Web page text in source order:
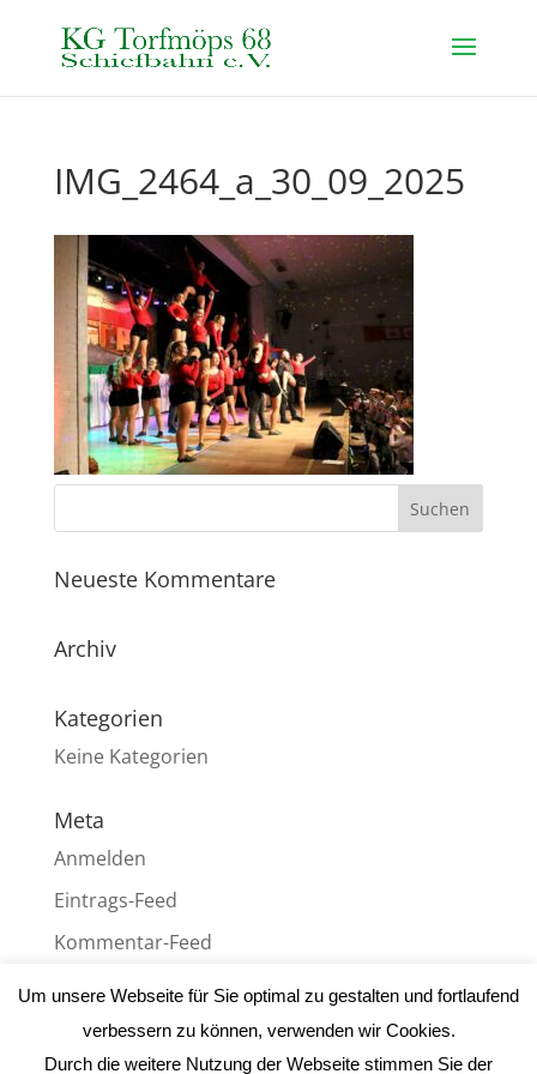
IMG_2464_a_30_09_2025
Neueste Kommentare
Archiv
Kategorien
Keine Kategorien
Meta
Anmelden
Eintrags-Feed
Kommentar-Feed
WordPress.org
Um unsere Webseite für Sie optimal zu gestalten und fortlaufend
verbessern zu können, verwenden wir Cookies.
Durch die weitere Nutzung der Webseite stimmen Sie der